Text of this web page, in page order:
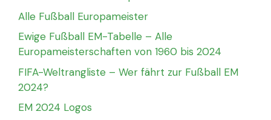
Alle Fußball Europameister
Ewige Fußball EM-Tabelle – Alle
Europameisterschaften von 1960 bis 2024
FIFA-Weltrangliste – Wer fährt zur Fußball EM
2024?
EM 2024 Logos